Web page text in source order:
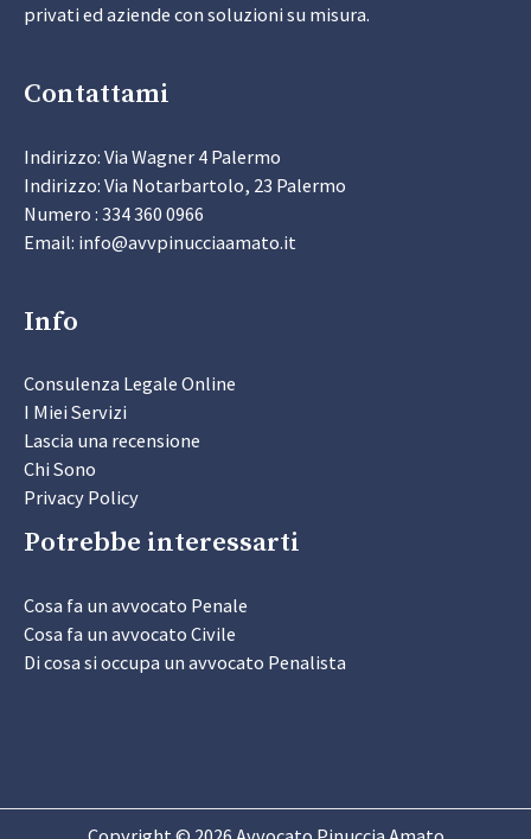
privati ed aziende con soluzioni su misura.
Contattami
Indirizzo: Via Wagner 4 Palermo
Indirizzo: Via Notarbartolo, 23 Palermo
Numero : 334 360 0966
Email: info@avvpinucciaamato.it
Info
Consulenza Legale Online
I Miei Servizi
Lascia una recensione
Chi Sono
Privacy Policy
Potrebbe interessarti
Cosa fa un avvocato Penale
Cosa fa un avvocato Civile
Di cosa si occupa un avvocato Penalista